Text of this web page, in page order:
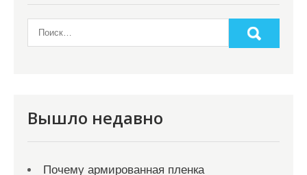
Вышло недавно
Почему армированная пленка